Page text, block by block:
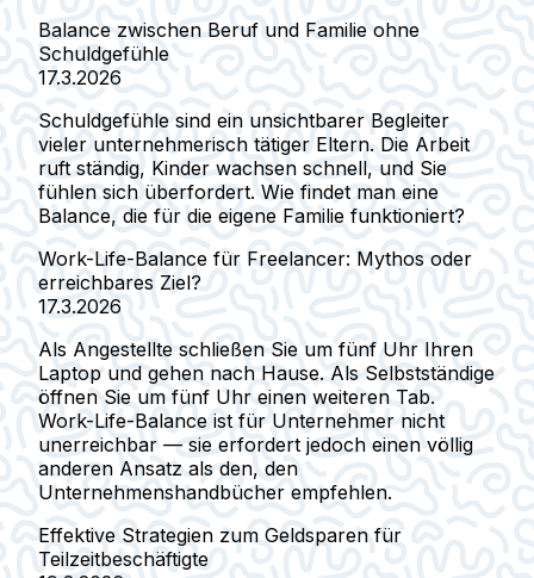
Balance zwischen Beruf und Familie ohne
Schuldgefühle
17.3.2026
Schuldgefühle sind ein unsichtbarer Begleiter
vieler unternehmerisch tätiger Eltern. Die Arbeit
ruft ständig, Kinder wachsen schnell, und Sie
fühlen sich überfordert. Wie findet man eine
Balance, die für die eigene Familie funktioniert?
Work-Life-Balance für Freelancer: Mythos oder
erreichbares Ziel?
17.3.2026
Als Angestellte schließen Sie um fünf Uhr Ihren
Laptop und gehen nach Hause. Als Selbstständige
öffnen Sie um fünf Uhr einen weiteren Tab.
Work-Life-Balance ist für Unternehmer nicht
unerreichbar — sie erfordert jedoch einen völlig
anderen Ansatz als den, den
Unternehmenshandbücher empfehlen.
Effektive Strategien zum Geldsparen für
Teilzeitbeschäftigte